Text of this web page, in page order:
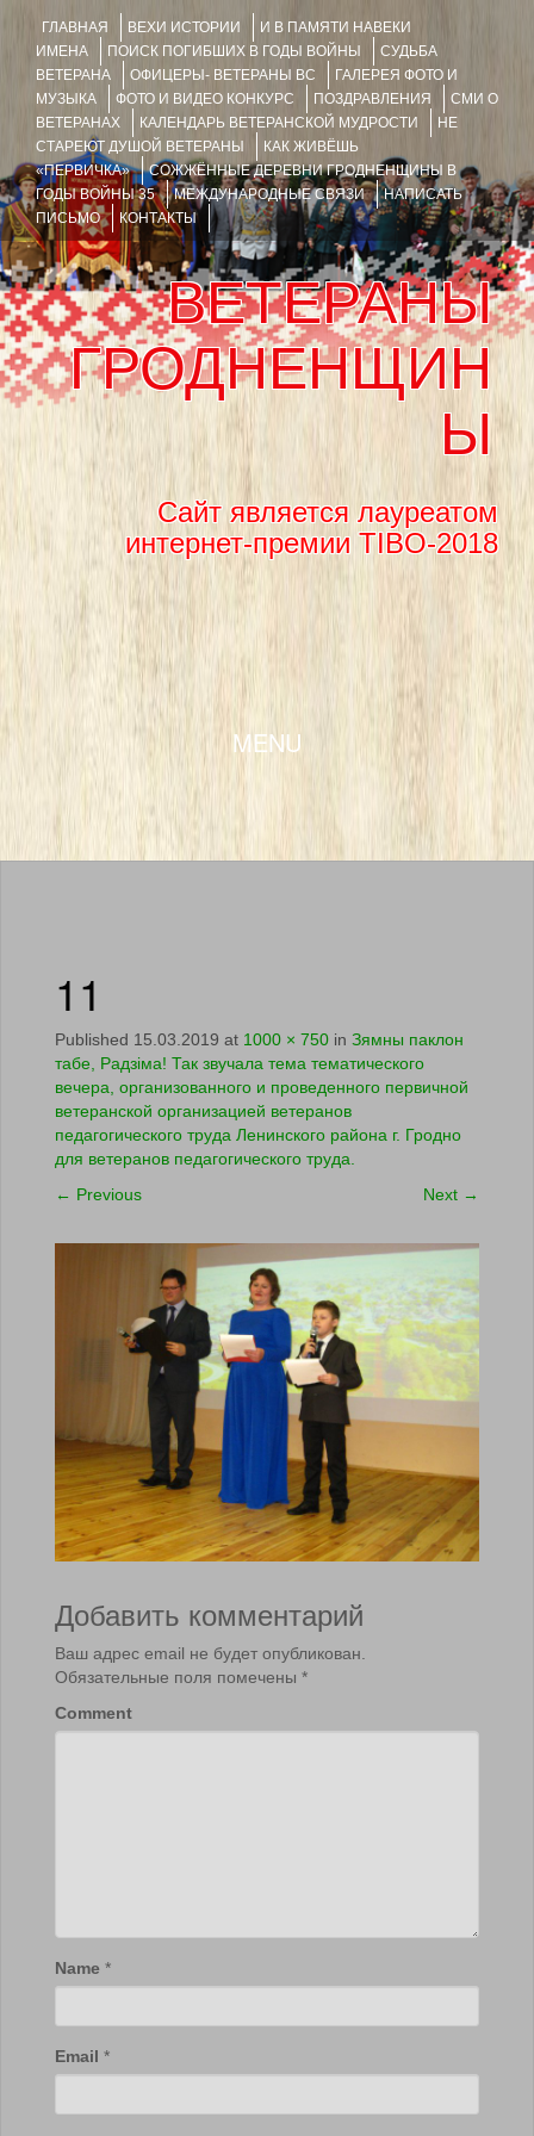
ГЛАВНАЯ ВЕХИ ИСТОРИИ
И В ПАМЯТИ НАВЕКИ
ИМЕНА
ПОИСК ПОГИБШИХ В ГОДЫ ВОЙНЫ
СУДЬБА
ВЕТЕРАНА
ОФИЦЕРЫ- ВЕТЕРАНЫ ВС
ГАЛЕРЕЯ ФОТО И
МУЗЫКА
ФОТО И ВИДЕО КОНКУРС ПОЗДРАВЛЕНИЯ
СМИ О
ВЕТЕРАНАХ
КАЛЕНДАРЬ ВЕТЕРАНСКОЙ МУДРОСТИ
НЕ
СТАРЕЮТ ДУШОЙ ВЕТЕРАНЫ
КАК ЖИВЁШЬ
«ПЕРВИЧКА»
СОЖЖЁННЫЕ ДЕРЕВНИ ГРОДНЕНЩИНЫ В
ГОДЫ ВОЙНЫ 35
МЕЖДУНАРОДНЫЕ СВЯЗИ
НАПИСАТЬ
ПИСЬМО
КОНТАКТЫ
ВЕТЕРАНЫ
ГРОДНЕНЩИН
Ы
Сайт является лауреатом
интернет-премии TIBO-2018
MENU
SKIP TO CONTENT
11
Published 15.03.2019 at 1000 × 750 in Зямны паклон
табе, Радзiма! Так звучала тема тематического
вечера, организованного и проведенного первичной
ветеранской организацией ветеранов
педагогического труда Ленинского района г. Гродно
для ветеранов педагогического труда.
← Previous Next →
Добавить комментарий
Ваш адрес email не будет опубликован.
Обязательные поля помечены *
Comment
Name *
Email *